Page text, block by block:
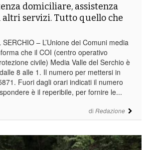
di Redazione
domiciliare, assistenza
altri servizi. Tutto quello che
SERCHIO – L’Unione dei Comuni media
che il COI (centro operativo
civile) Media Valle del Serchio è
8 alle 1. Il numero per mettersi in
Fuori dagli orari indicati il numero
è il reperibile, per fornire le...